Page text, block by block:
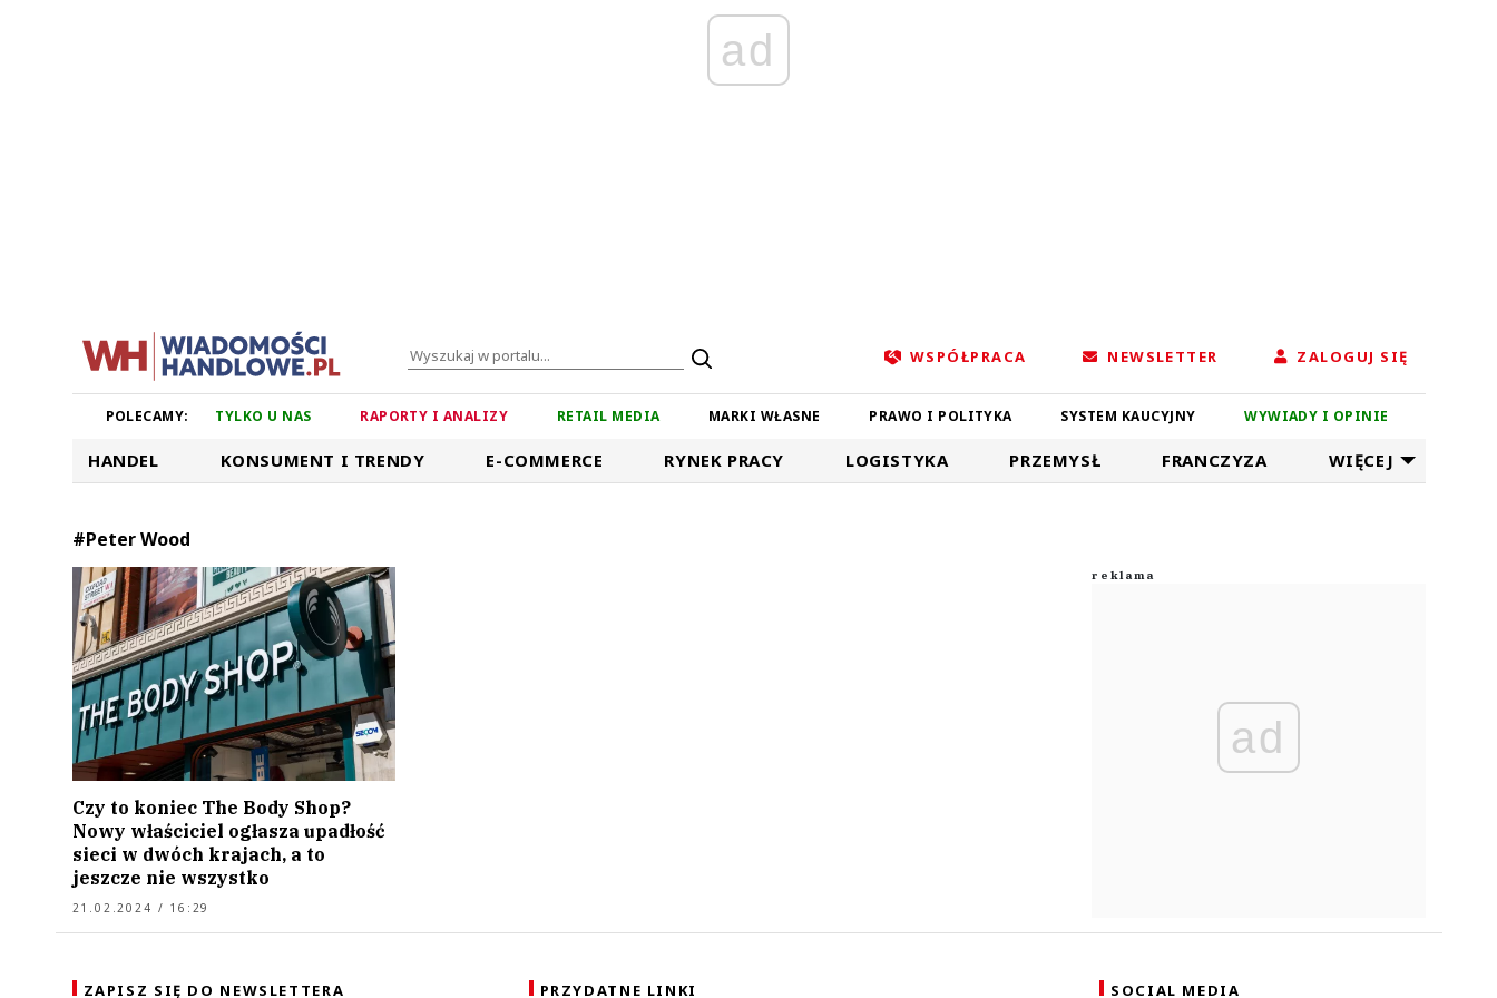
ad
WSPÓŁPRACA NEWSLETTER ZALOGUJ SIĘ
POLECAMY: TYLKO U NAS RAPORTY I ANALIZY RETAIL MEDIA MARKI WŁASNE PRAWO I POLITYKA SYSTEM KAUCYJNY WYWIADY I OPINIE
HANDEL KONSUMENT I TRENDY E-COMMERCE RYNEK PRACY LOGISTYKA PRZEMYSŁ FRANCZYZA WIĘCEJ
#Peter Wood
Czy to koniec The Body Shop?
Nowy właściciel ogłasza upadłość
sieci w dwóch krajach, a to
jeszcze nie wszystko
21.02.2024 / 16:29
ad
ZAPISZ SIĘ DO NEWSLETTERA PRZYDATNE LINKI SOCIAL MEDIA